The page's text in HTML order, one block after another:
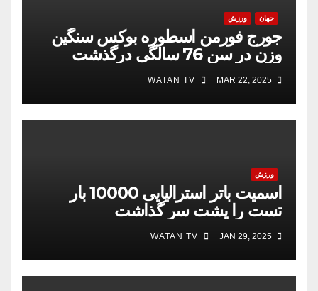
جهان ورزش
جورج فورمن اسطوره بوکس سنگین
وزن در سن 76 سالگی درگذشت
ورزش
اسمیت باتر استرالیایی 10000 بار
تست را پشت سر گذاشت